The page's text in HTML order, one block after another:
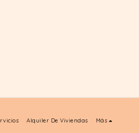
Alquiler De Viviendas Más